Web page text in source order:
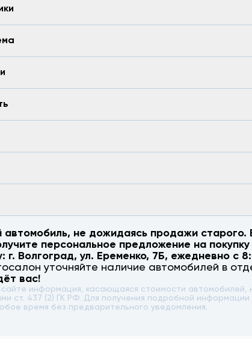
не дожидаясь продажи старого.
персональное предложение на покупку
г. Волгоград,ул. Еременко, 7Б, ежедневно с
уточняйте наличие автомобилей в
вас!
информация, касающаяся стоимости
ст. 437 (2) ГК РФ. Для получения подробной
время без предварительного уведомления.